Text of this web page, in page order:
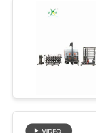
साइटमैप
PRIVACY